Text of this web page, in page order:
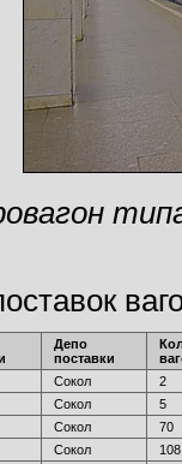
Депо
поставки
Сокол
2
Сокол
5
Сокол 70
Сокол
108